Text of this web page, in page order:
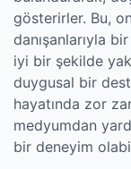
gösterirler. Bu,
danışanlarıyla
iyi bir şekilde
duygusal bir
hayatında zor
medyumdan
bir deneyim